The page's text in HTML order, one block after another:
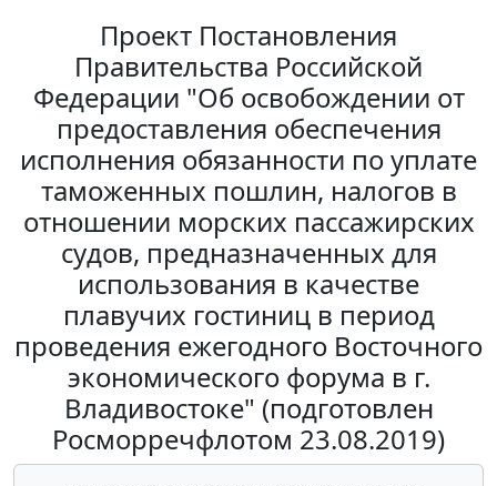
Проект Постановления
Правительства Российской
Федерации "Об освобождении от
предоставления обеспечения
исполнения обязанности по уплате
таможенных пошлин, налогов в
отношении морских пассажирских
судов, предназначенных для
использования в качестве
плавучих гостиниц в период
проведения ежегодного Восточного
экономического форума в г.
Владивостоке" (подготовлен
Росморречфлотом 23.08.2019)